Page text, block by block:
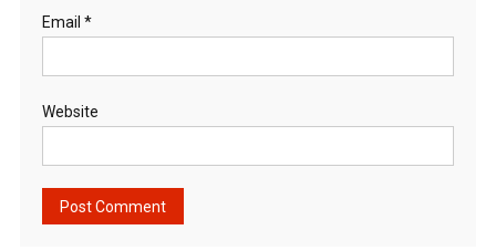
Email *
Website